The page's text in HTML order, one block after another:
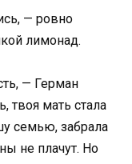
— ровно
лимонад.
— Герман
твоя мать стала
семью, забрала
не плачут. Но